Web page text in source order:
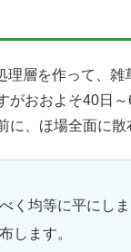
層を作って、雑
がおおよそ40日
に、ほ場全面に散
く均等に平にしま
します。